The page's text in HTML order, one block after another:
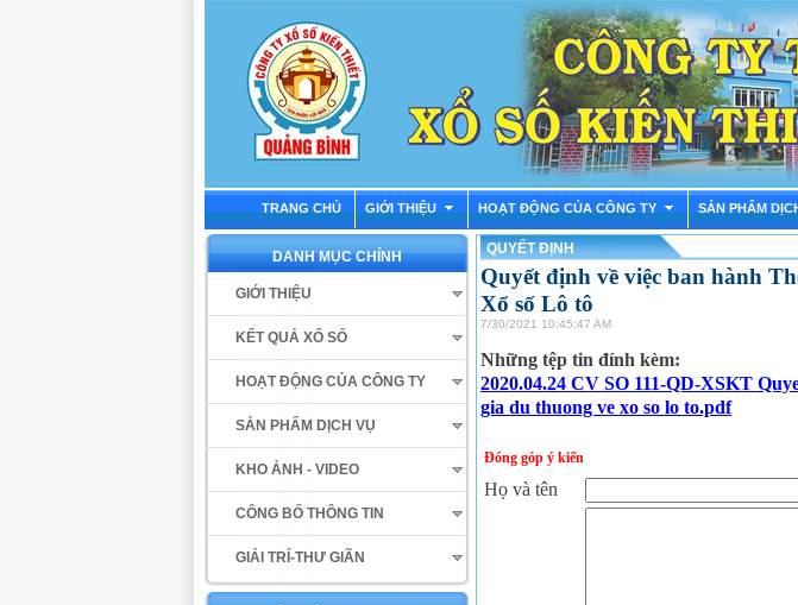
TRANG CHỦ GIỚI THIỆU HOẠT ĐỘNG CỦA CÔNG TY SẢN PHẨM
DANH MỤC CHÍNH
GIỚI THIỆU
KẾT QUẢ XỔ SỐ
HOẠT ĐỘNG CỦA CÔNG TY
SẢN PHẨM DỊCH VỤ
KHO ẢNH - VIDEO
CÔNG BỐ THÔNG TIN
GIẢI TRÍ-THƯ GIÃN
QUYẾT ĐỊNH
Quyết định về việc ban hành
Xổ số Lô tô
7/30/2021 10:45:47 AM
Những tệp tin đính kèm:
2020.04.24 CV SO 111-QD-XSKT
gia du thuong ve xo so lo to.pdf
Đóng góp ý kiến
Họ và tên